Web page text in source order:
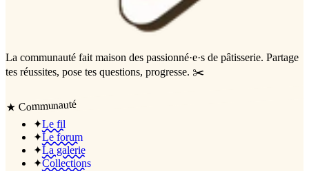
La communauté fait maison des passionné·e·s de pâtisserie. Partage
tes réussites, pose tes questions, progresse. ✂️
★ Communauté
✦Le fil
✦Le forum
✦La galerie
✦Collections